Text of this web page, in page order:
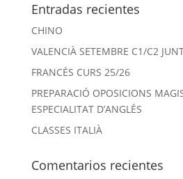
Entradas recientes
CHINO
VALENCIÀ SETEMBRE C1/C2
FRANCÉS CURS 25/26
PREPARACIÓ OPOSICIONS
ESPECIALITAT D’ANGLÉS
CLASSES ITALIÀ
Comentarios recientes